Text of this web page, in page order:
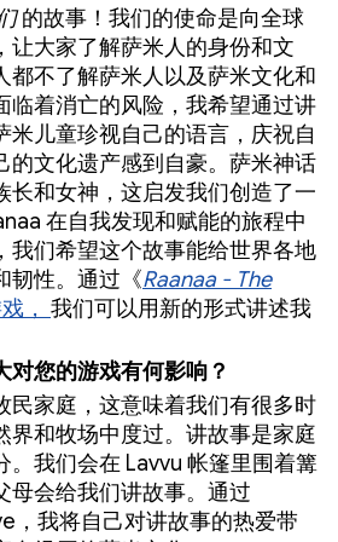
的故事！我们的使命是向全球
让大家了解萨米人的身份和文
都不了解萨米人以及萨米文化和
临着消亡的风险，我希望通过讲
米儿童珍视自己的语言，庆祝自
的文化遗产感到自豪。萨米神话
长和女神，这启发我们创造了一
在自我发现和赋能的旅程中
我们希望这个故事能给世界各地
韧性。通过《Raanaa - The
， 我们可以用新的形式讲述我
对您的游戏有何影响？
民家庭，这意味着我们有很多时
界和牧场中度过。讲故事是家庭
。我们会在 Lavvu 帐篷里围着篝
母会给我们讲故事。通过
，我将自己对讲故事的热爱带